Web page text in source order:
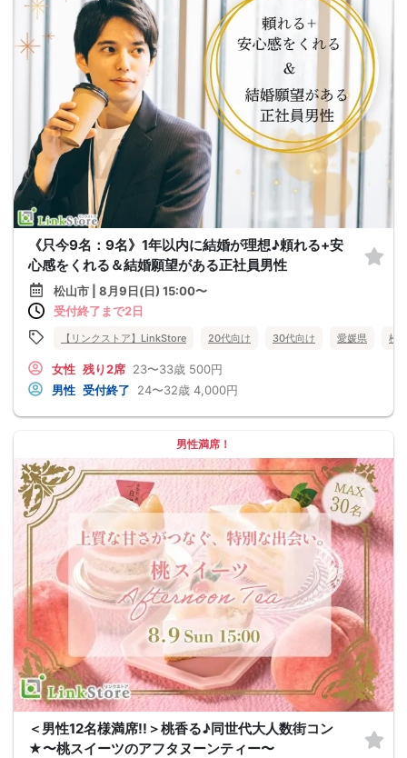
《只今9名：9名》1年以内に結婚が理想♪頼れる+安
心感をくれる＆結婚願望がある正社員男性
松山市 | 8月9日(日) 15:00〜
受付終了まで2日
【リンクストア】LinkStore 20代向け 30代向け 愛媛県 松
女性 残り2席 23〜33歳 500円
男性 受付終了 24〜32歳 4,000円
男性満席！
＜男性12名様満席!!＞桃香る♪同世代大人数街コン
★〜桃スイーツのアフタヌーンティー〜